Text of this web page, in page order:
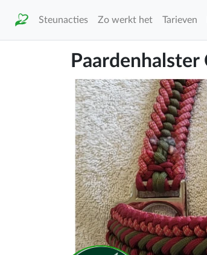
Steunacties Zo werkt het Tarieven